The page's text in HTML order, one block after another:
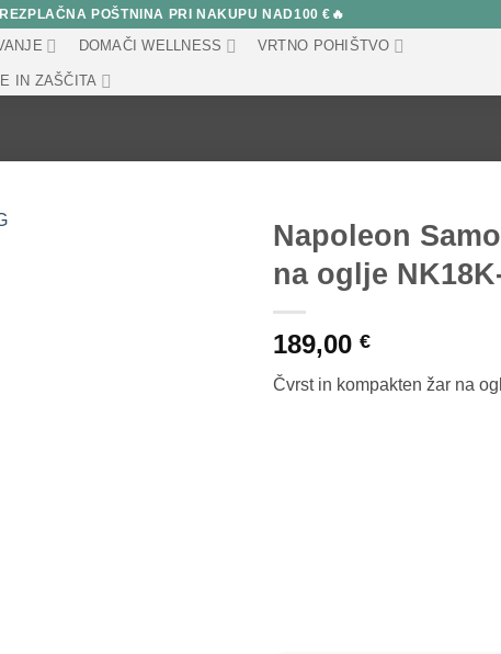
POŠTNINA PRI NAKUPU NAD100 €🔥
DOMAČI WELLNESS VRTNO POHIŠTVO
IN ZAŠČITA
Napoleon
na oglje
189,00 €
Čvrst in kompakten žar na